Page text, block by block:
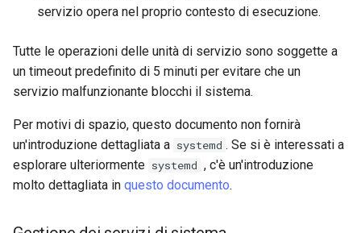
servizio opera nel proprio contesto di esecuzione.
Tutte le operazioni delle unità di servizio sono soggette a
un timeout predefinito di 5 minuti per evitare che un
servizio malfunzionante blocchi il sistema.
Per motivi di spazio, questo documento non fornirà
un'introduzione dettagliata a systemd . Se si è interessati a
esplorare ulteriormente systemd , c'è un'introduzione
molto dettagliata in questo documento.